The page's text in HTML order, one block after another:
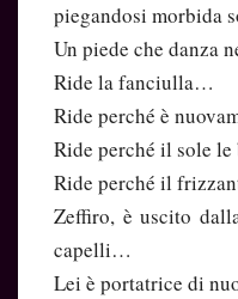
piegandosi morbida
Un piede che danza
Ride la fanciulla…
Ride perché è
Ride perché il sole
Ride perché il
Zeffiro, è uscito
capelli…
Lei è portatrice di